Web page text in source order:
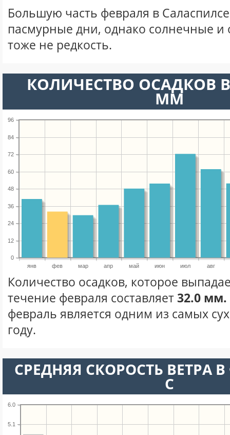
Большую часть февраля в
пасмурные дни, однако солнечные
тоже не редкость.
КОЛИЧЕСТВО ОСАДКОВ
ММ
янв фев мар апр май июн июл авг
0
12
24
36
48
60
72
84
96
Количество осадков, которое
течение февраля составляет32.0 мм.
февраль является одним из самых
году.
СРЕДНЯЯ СКОРОСТЬ ВЕТРА
С
5.1
6.0